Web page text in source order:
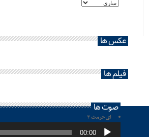
عکس ها
فیلم ها
صوت ها
ای حرمت ۲
پخش‌کننده
صوت 00:00